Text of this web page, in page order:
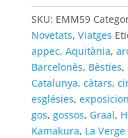
59
SKU: EMM59
Novetats, Viatges
appec, Aquitània,
Barcelonès, Bèsties,
Catalunya, càtars,
esglésies,
gos, gossos, Graal,
Kamakura, La